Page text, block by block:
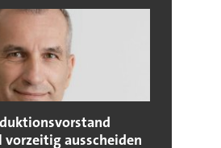
vorzeitig ausscheiden